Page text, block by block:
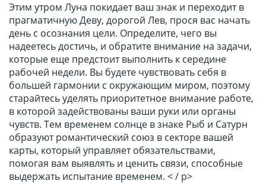
Этим утром Луна покидает ваш знак и переходит в
прагматичную Деву, дорогой Лев, прося вас начать
день с осознания цели. Определите, чего вы
надеетесь достичь, и обратите внимание на задачи,
которые еще предстоит выполнить к середине
рабочей недели. Вы будете чувствовать себя в
большей гармонии с окружающим миром, поэтому
старайтесь уделять приоритетное внимание работе,
в которой задействованы ваши руки или органы
чувств. Тем временем солнце в знаке Рыб и Сатурн
образуют романтический союз в секторе вашей
карты, который управляет обязательствами,
помогая вам выявлять и ценить связи, способные
выдержать испытание временем. < / p>